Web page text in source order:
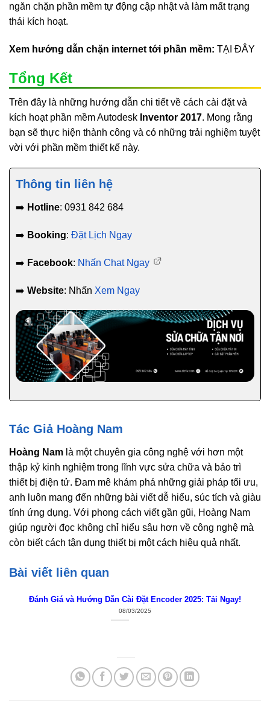
ngăn chặn phần mềm tự động cập nhật và làm mất trạng
thái kích hoạt.
Xem hướng dẫn chặn internet tới phần mềm: TẠI ĐÂY
Tổng Kết
Trên đây là những hướng dẫn chi tiết về cách cài đặt và
kích hoạt phần mềm Autodesk Inventor 2017. Mong rằng
bạn sẽ thực hiện thành công và có những trải nghiệm tuyệt
vời với phần mềm thiết kế này.
Thông tin liên hệ
➡️ Hotline: 0931 842 684
➡️ Booking: Đặt Lịch Ngay
➡️ Facebook: Nhấn Chat Ngay
➡️ Website: Nhấn Xem Ngay
Tác Giả Hoàng Nam
Hoàng Nam là một chuyên gia công nghệ với hơn một
thập kỷ kinh nghiệm trong lĩnh vực sửa chữa và bảo trì
thiết bị điện tử. Đam mê khám phá những giải pháp tối ưu,
anh luôn mang đến những bài viết dễ hiểu, súc tích và giàu
tính ứng dụng. Với phong cách viết gần gũi, Hoàng Nam
giúp người đọc không chỉ hiểu sâu hơn về công nghệ mà
còn biết cách tận dụng thiết bị một cách hiệu quả nhất.
Bài viết liên quan
Đánh Giá và Hướng Dẫn Cài Đặt Encoder 2025: Tải Ngay!
08/03/2025